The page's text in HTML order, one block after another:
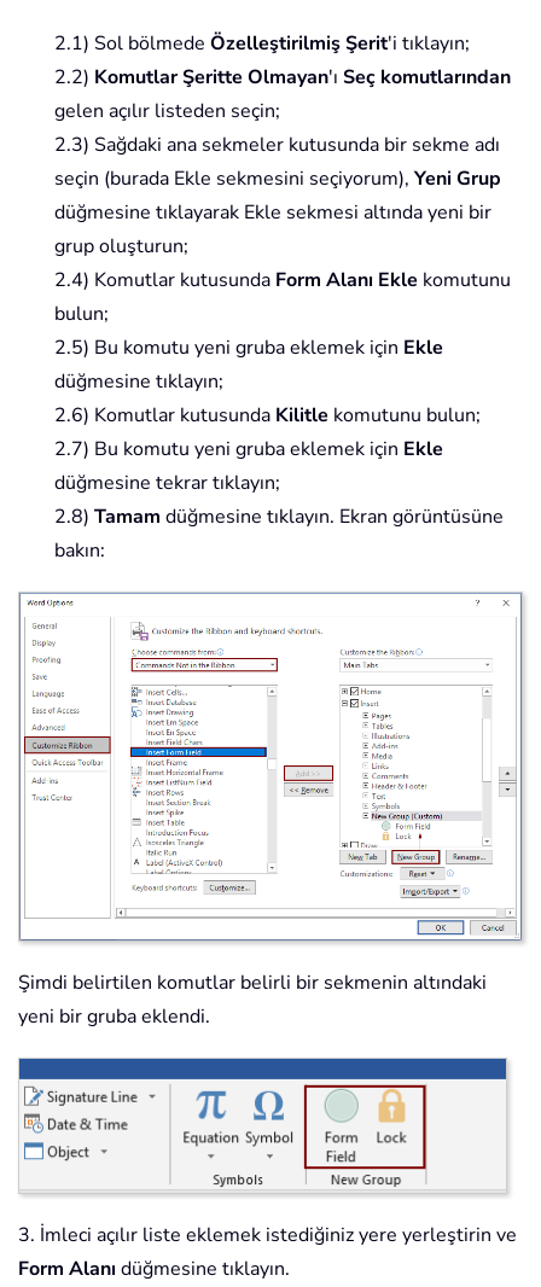
2.1) Sol bölmede Özelleştirilmiş Şerit'i tıklayın;
2.2) Komutlar Şeritte Olmayan'ı Seç komutlarından
gelen açılır listeden seçin;
2.3) Sağdaki ana sekmeler kutusunda bir sekme adı
seçin (burada Ekle sekmesini seçiyorum), Yeni Grup
düğmesine tıklayarak Ekle sekmesi altında yeni bir
grup oluşturun;
2.4) Komutlar kutusunda Form Alanı Ekle komutunu
bulun;
2.5) Bu komutu yeni gruba eklemek için Ekle
düğmesine tıklayın;
2.6) Komutlar kutusunda Kilitle komutunu bulun;
2.7) Bu komutu yeni gruba eklemek için Ekle
düğmesine tekrar tıklayın;
2.8) Tamam düğmesine tıklayın. Ekran görüntüsüne
bakın:
Şimdi belirtilen komutlar belirli bir sekmenin altındaki
yeni bir gruba eklendi.
3. İmleci açılır liste eklemek istediğiniz yere yerleştirin ve
Form Alanı düğmesine tıklayın.